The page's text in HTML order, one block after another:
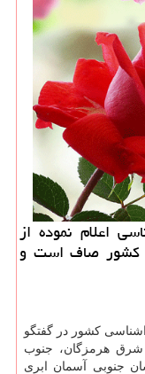
اعلام نموده از
كشور صاف است و
كشور در گفتگو
شرق هرمزگان، جنوب
جنوبی آسمان ابری